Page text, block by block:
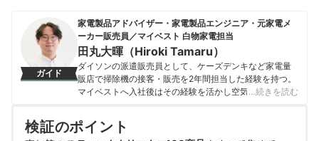
ガイド
家電製品アドバイザー・家電製品エンジニア・元家電メ
ーカー販売員／マイベスト 白物家電担当
田丸大暉（Hiroki Tamaru）
ダイソンの派遣販売員として、ケーズデンキなど家電量
販店で掃除機の接客・販売を2年間担当した経験を持つ。
マイベストへ入社後はその経験を活かし空気清浄機・除
ガイドを担当し、日立やシャープ、パナソニックなどの
…続きを読む
検証のポイント